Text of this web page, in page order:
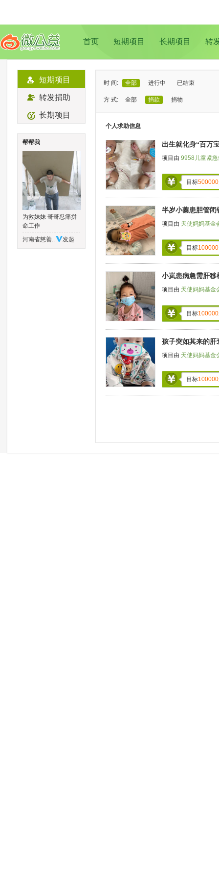
首页 短期项目 长期项目 转
短期项目
转发捐助
长期项目
帮帮我
为救妹妹 哥哥忍痛拼
命工作
河南省慈善..
发起
时 间: 全部 进行中 已结束
方 式: 全部 捐款 捐物
地 域: 全部 北京 上海 广州 成
个人求助信息
出生就化身“百万
项目由 9958儿童紧
目标500000
半岁小蓁患胆管闭
项目由 天使妈妈基金
目标100000
小岚患病急需肝
项目由 天使妈妈基金
目标100000
孩子突如其来的
项目由 天使妈妈基金
目标100000